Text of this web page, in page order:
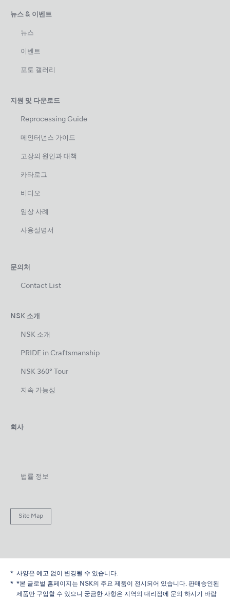
뉴스 & 이벤트
뉴스
이벤트
포토 갤러리
지원 및 다운로드
Reprocessing Guide
메인터넌스 가이드
고장의 원인과 대책
카타로그
비디오
임상 사례
사용설명서
문의처
Contact List
NSK 소개
NSK 소개
PRIDE in Craftsmanship
NSK 360° Tour
지속 가능성
회사
법률 정보
Site Map
사양은 예고 없이 변경될 수 있습니다.
*본 글로벌 홈페이지는 NSK의 주요 제품이 전시되어 있습니다. 판매승인된
제품만 구입할 수 있으니 궁금한 사항은 지역의 대리점에 문의 하시기 바랍